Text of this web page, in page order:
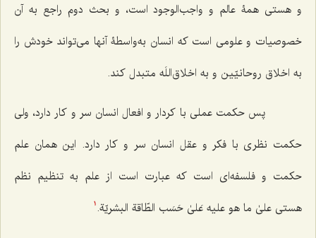
و هستی همۀ عالم و واجب‌الوجود است، و بحث دوم راجع به آن
خصوصیات و علومی است که انسان به‌واسطۀ آنها می‌تواند خودش را
به اخلاق روحانیّین و به اخلاق‌اللَه متبدل کند.
پس حکمت عملی با کردار و افعال انسان سر و کار دارد، ولی
حکمت نظری با فکر و عقل انسان سر و کار دارد. این همان علم
حکمت و فلسفه‌ای است که عبارت است از علم به تنظیم نظم
هستی علیٰ ما هو علیه عَلیٰ حَسَب الطّاقة البشریّة.
1